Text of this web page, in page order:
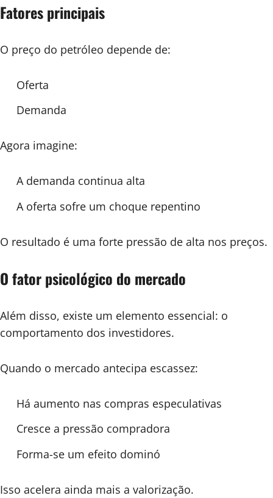
Fatores principais
O preço do petróleo depende de:
Oferta
Demanda
Agora imagine:
A demanda continua alta
A oferta sofre um choque repentino
O resultado é uma forte pressão de alta nos preços.
O fator psicológico do mercado
Além disso, existe um elemento essencial: o
comportamento dos investidores.
Quando o mercado antecipa escassez:
Há aumento nas compras especulativas
Cresce a pressão compradora
Forma-se um efeito dominó
Isso acelera ainda mais a valorização.